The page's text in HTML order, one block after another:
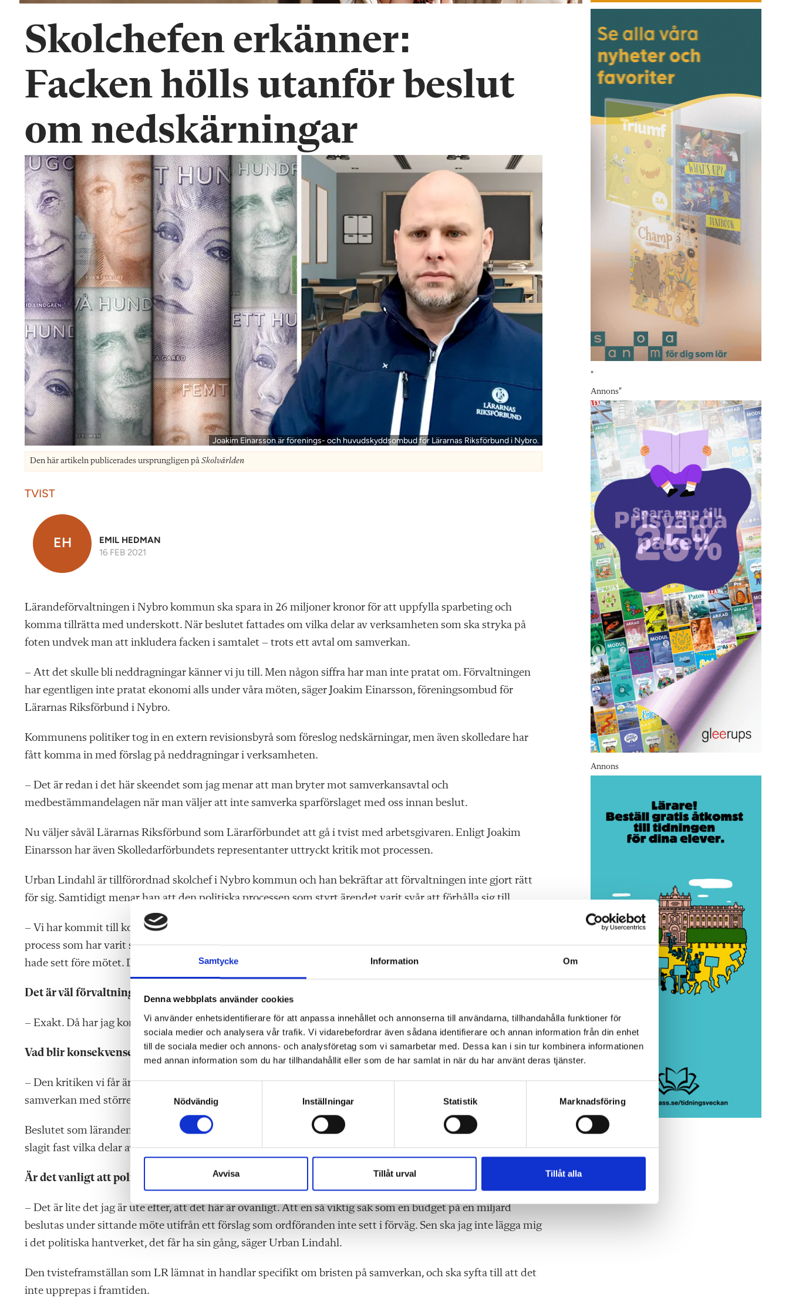
Samtycke Information Om
Denna webbplats använder cookies
Vi använder enhetsidentifierare för att anpassa innehållet och annonserna till användarna, tillhandahålla funktioner för
sociala medier och analysera vår trafik. Vi vidarebefordrar även sådana identifierare och annan information från din enhet
till de sociala medier och annons- och analysföretag som vi samarbetar med. Dessa kan i sin tur kombinera informationen
med annan information som du har tillhandahållit eller som de har samlat in när du har använt deras tjänster.
S
a
t
y
s
v
a
l
Nödvändig Inställningar Statistik Marknadsföring
Avvisa Tillåt urval Tillåt alla
Skolchefen erkänner:
Facken hölls utanför beslut
om nedskärningar
Joakim Einarsson är förenings- och huvudskyddsombud för Lärarnas Riksförbund i Nybro.
Den här artikeln publicerades ursprungligen på Skolvärlden
TVIST
EH
EMIL HEDMAN
16 FEB 2021
Lärandeförvaltningen i Nybro kommun ska spara in 26 miljoner kronor för att uppfylla sparbeting och
komma tillrätta med underskott. När beslutet fattades om vilka delar av verksamheten som ska stryka på
foten undvek man att inkludera facken i samtalet – trots ett avtal om samverkan.
– Att det skulle bli neddragningar känner vi ju till. Men någon siffra har man inte pratat om. Förvaltningen
har egentligen inte pratat ekonomi alls under våra möten, säger Joakim Einarsson, föreningsombud för
Lärarnas Riksförbund i Nybro.
Kommunens politiker tog in en extern revisionsbyrå som föreslog nedskärningar, men även skolledare har
fått komma in med förslag på neddragningar i verksamheten.
– Det är redan i det här skeendet som jag menar att man bryter mot samverkansavtal och
medbestämmandelagen när man väljer att inte samverka sparförslaget med oss innan beslut.
Nu väljer såväl Lärarnas Riksförbund som Lärarförbundet att gå i tvist med arbetsgivaren. Enligt Joakim
Einarsson har även Skolledarförbundets representanter uttryckt kritik mot processen.
Urban Lindahl är tillförordnad skolchef i Nybro kommun och han bekräftar att förvaltningen inte gjort rätt
för sig. Samtidigt menar han att den politiska processen som styrt ärendet varit svår att förhålla sig till.
– Vi har kommit till korta i detta. Det här är ingen enkel sak att beskriva i ord. Det har varit en politisk
process som har varit svåröverblickbar. Beslutet fattades på ett förslag i nämnden som ordföranden inte
hade sett före mötet. Det är mycket ovanligt, säger han.
Det är väl förvaltningens ansvar att se till att uppfylla samverkansskyldigheten?
– Exakt. Då har jag konstaterat att vi inte har levt upp till den skyldigheten.
Vad blir konsekvensen av att konstatera det?
– Den kritiken vi får är korrekt men tiden går inte att backa. I fortsättningen kommer vi hantera vår
samverkan med större noggrannhet.
Beslutet som lärandenämnden tagit innefattar inte bara det övergripande besparingsmålet, man har även
slagit fast vilka delar av verksamheten som ska dra ner, och hur mycket.
Är det vanligt att politiken i Nybro detaljstyr förvaltningen?
– Det är lite det jag är ute efter, att det här är ovanligt. Att en så viktig sak som en budget på en miljard
beslutas under sittande möte utifrån ett förslag som ordföranden inte sett i förväg. Sen ska jag inte lägga mig
i det politiska hantverket, det får ha sin gång, säger Urban Lindahl.
Den tvisteframställan som LR lämnat in handlar specifikt om bristen på samverkan, och ska syfta till att det
inte upprepas i framtiden.
"
Annons"
Annons